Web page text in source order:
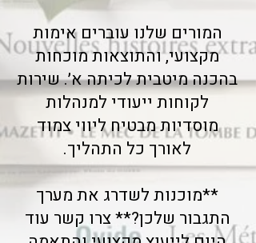
המורים שלנו עוברים אימות
מקצועי, והתוצאות מוכחות
בהכנה מיטבית לכיתה א׳. שירות
לקוחות ייעודי למנהלות
מוסדיות מבטיח ליווי צמוד
לאורך כל התהליך.
**מוכנות לשדרג את מערך
התגבור שלכן?** צרו קשר עוד